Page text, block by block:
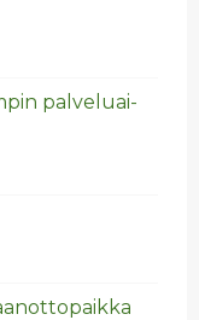
pal­ve­luai­